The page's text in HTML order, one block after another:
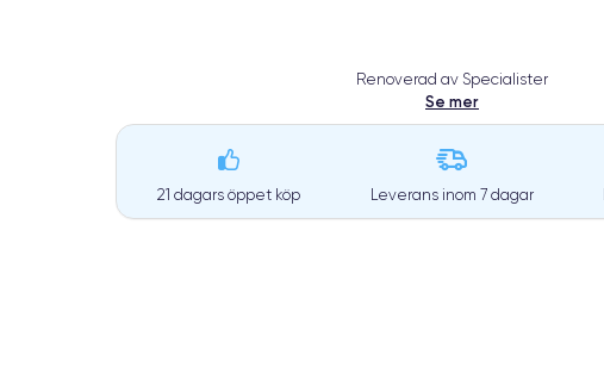
Renoverad av Specialister
Se mer
21 dagars öppet köp Leverans inom 7 dagar